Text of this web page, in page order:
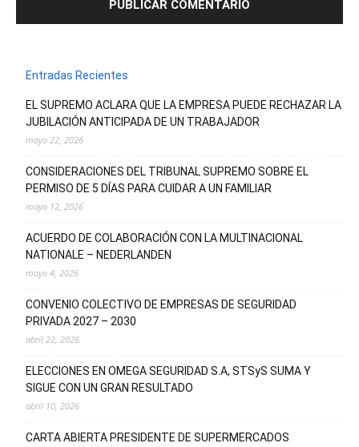
Entradas Recientes
EL SUPREMO ACLARA QUE LA EMPRESA PUEDE RECHAZAR LA
JUBILACIÓN ANTICIPADA DE UN TRABAJADOR
mayo 22, 2026
CONSIDERACIONES DEL TRIBUNAL SUPREMO SOBRE EL
PERMISO DE 5 DÍAS PARA CUIDAR A UN FAMILIAR
mayo 12, 2026
ACUERDO DE COLABORACIÓN CON LA MULTINACIONAL
NATIONALE – NEDERLANDEN
mayo 4, 2026
CONVENIO COLECTIVO DE EMPRESAS DE SEGURIDAD
PRIVADA 2027 – 2030
abril 22, 2026
ELECCIONES EN OMEGA SEGURIDAD S.A, STSyS SUMA Y
SIGUE CON UN GRAN RESULTADO
abril 10, 2026
CARTA ABIERTA PRESIDENTE DE SUPERMERCADOS